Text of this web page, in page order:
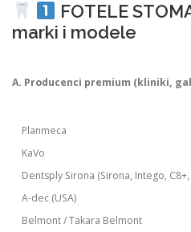
FOTELE
marki i modele
A. Producenci premium (kliniki,
Planmeca
KaVo
Dentsply Sirona (Sirona, Intego,
A-dec (USA)
Belmont / Takara Belmont